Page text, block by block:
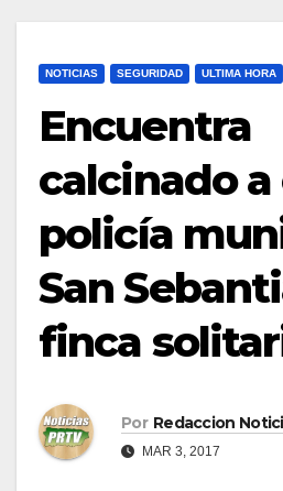
NOTICIAS SEGURIDAD ULTIMA HORA
Encuentra
calcinado a
policía
San
finca
Por Redaccion
MAR 3, 2017